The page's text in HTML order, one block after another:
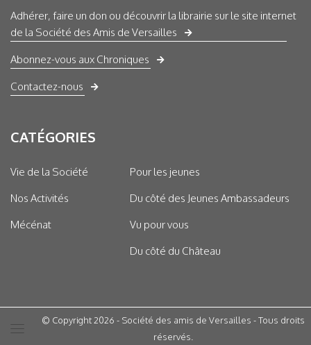
Adhérer, faire un don ou découvrir la librairie sur le site internet
de la Société des Amis de Versailles
Abonnez-vous aux Chroniques
Contactez-nous
CATÉGORIES
Vie de la Société
Nos Activités
Mécénat
Pour les jeunes
Du côté des Jeunes Ambassadeurs
Vu pour vous
Du côté du Château
© Copyright 2026 - Société des amis de Versailles - Tous droits
réservés.